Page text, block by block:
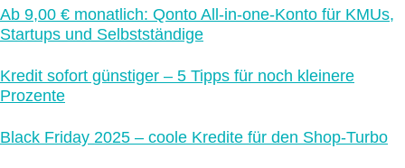
Ab 9,00 € monatlich: Qonto All-in-one-Konto für KMUs,
Startups und Selbstständige
Kredit sofort günstiger – 5 Tipps für noch kleinere
Prozente
Black Friday 2025 – coole Kredite für den Shop-Turbo